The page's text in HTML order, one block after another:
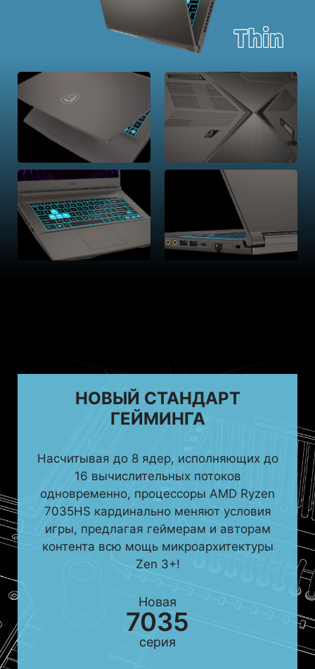
НОВЫЙ СТАНДАРТ
ГЕЙМИНГА
Насчитывая до 8 ядер, исполняющих до
16 вычислительных потоков
одновременно, процессоры AMD Ryzen
7035HS кардинально меняют условия
игры, предлагая геймерам и авторам
контента всю мощь микроархитектуры
Zen 3+!
Новая
7035
серия